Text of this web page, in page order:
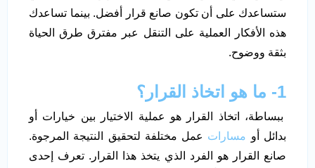
ستساعدك على أن تكون صانع قرار أفضل. بينما تساعدك
هذه الأفكار العملية على التنقل عبر مفترق طرق الحياة
بثقة ووضوح.
1- ما هو اتخاذ القرار؟
ببساطة، اتخاذ القرار هو عملية الاختيار بين خيارات أو
بدائل أو مسارات عمل مختلفة لتحقيق النتيجة المرجوة.
صانع القرار هو الفرد الذي يتخذ هذا القرار. تعرف إحدى